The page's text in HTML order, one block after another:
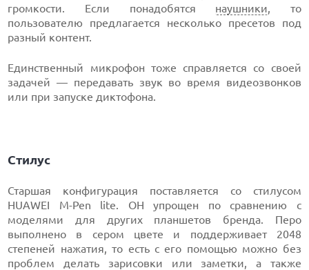
громкости. Если понадобятся наушники, то
пользователю предлагается несколько пресетов под
разный контент.
Единственный микрофон тоже справляется со своей
задачей — передавать звук во время видеозвонков
или при запуске диктофона.
Стилус
Старшая конфигурация поставляется со стилусом
HUAWEI M-Pen lite. ОН упрощен по сравнению с
моделями для других планшетов бренда. Перо
выполнено в сером цвете и поддерживает 2048
степеней нажатия, то есть с его помощью можно без
проблем делать зарисовки или заметки, а также